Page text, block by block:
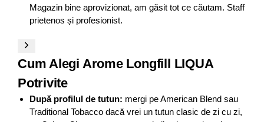
Magazin bine aprovizionat, am găsit tot ce căutam. Staff
prietenos și profesionist.
Cum Alegi Arome Longfill LIQUA
Potrivite
După profilul de tutun: mergi pe American Blend sau
Traditional Tobacco dacă vrei un tutun clasic de zi cu zi,